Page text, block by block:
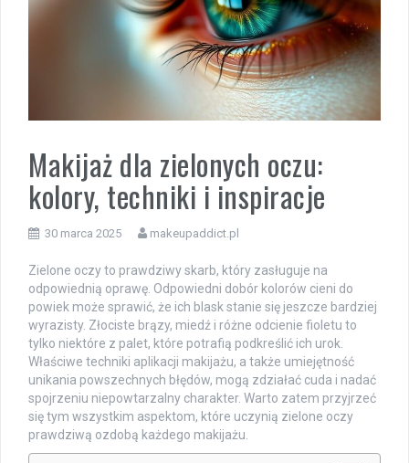
Makijaż dla zielonych oczu:
kolory, techniki i inspiracje
30 marca 2025 makeupaddict.pl
Zielone oczy to prawdziwy skarb, który zasługuje na
odpowiednią oprawę. Odpowiedni dobór kolorów cieni do
powiek może sprawić, że ich blask stanie się jeszcze bardziej
wyrazisty. Złociste brązy, miedź i różne odcienie fioletu to
tylko niektóre z palet, które potrafią podkreślić ich urok.
Właściwe techniki aplikacji makijażu, a także umiejętność
unikania powszechnych błędów, mogą zdziałać cuda i nadać
spojrzeniu niepowtarzalny charakter. Warto zatem przyjrzeć
się tym wszystkim aspektom, które uczynią zielone oczy
prawdziwą ozdobą każdego makijażu.